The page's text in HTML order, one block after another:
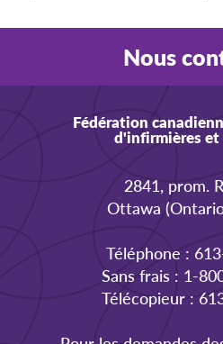
Nous
Fédération
d'infirmières
2841, prom.
Ottawa
Téléphone :
Sans frais : 1-
Télécopieur :